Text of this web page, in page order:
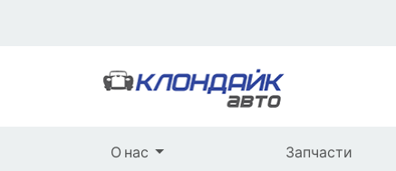
О нас Запчасти